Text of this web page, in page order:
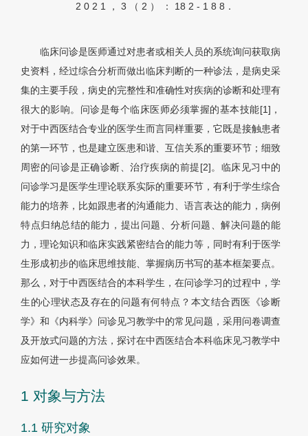
2 0 2 1 ， 3 （ 2 ） ： 18 2 - 1 8 8．
临床问诊是医师通过对患者或相关人员的系统询问获取病
史资料，经过综合分析而做出临床判断的一种诊法，是病史采
集的主要手段，病史的完整性和准确性对疾病的诊断和处理有
很大的影响。问诊是每个临床医师必须掌握的基本技能[1]，
对于中西医结合专业的医学生而言同样重要，它既是接触患者
的第一环节，也是建立医患和谐、互信关系的重要环节；细致
周密的问诊是正确诊断、治疗疾病的前提[2]。临床见习中的
问诊学习是医学生理论联系实际的重要环节，有利于学生综合
能力的培养，比如跟患者的沟通能力、语言表达的能力，病例
特点归纳总结的能力，提出问题、分析问题、解决问题的能
力，理论知识和临床实践紧密结合的能力等，同时有利于医学
生形成初步的临床思维技能、掌握病历书写的基本框架要点。
那么，对于中西医结合的本科学生，在问诊学习的过程中，学
生的心理状态及存在的问题有何特点？本文结合西医《诊断
学》和《内科学》问诊见习教学中的常见问题，采用问卷调查
及开放式问题的方法，探讨在中西医结合本科临床见习教学中
应如何进一步提高问诊效果。
1 对象与方法
1.1 研究对象